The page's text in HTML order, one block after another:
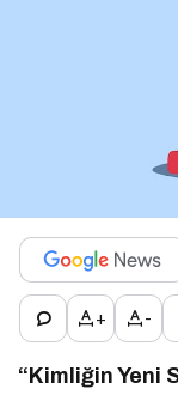
+ -
“Kimliğin Yeni